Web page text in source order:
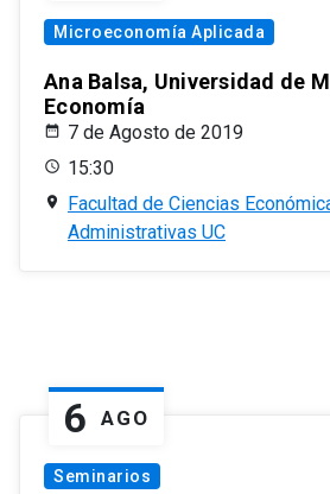
Microeconomía Aplicada
Ana Balsa, Universidad de
Economía
7 de Agosto de 2019
15:30
Facultad de Ciencias
Administrativas UC
6 AGO
Seminarios